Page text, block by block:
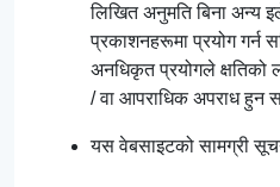
लिखित अनुमति बिना अन्य
प्रकाशनहरूमा प्रयोग गर्न
अनधिकृत प्रयोगले क्षतिको
/ वा आपराधिक अपराध हुन
यस वेबसाइटको सामग्री